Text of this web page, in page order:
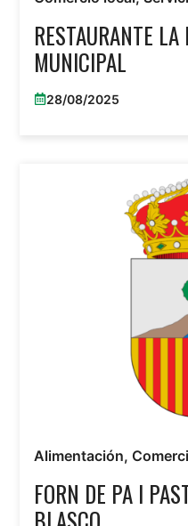
RESTAURANTE
MUNICIPAL
28/08/2025
Alimentación,
FORN DE PA I